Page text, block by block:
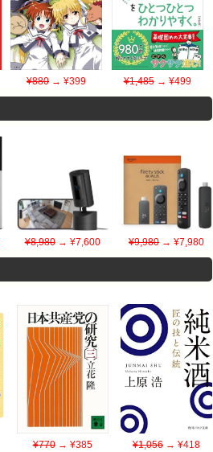
¥880 → ¥399 ¥1,485→ ¥499
¥8,980→ ¥7,600 ¥9,980→ ¥7,980
¥770→ ¥385 ¥1,056→ ¥418